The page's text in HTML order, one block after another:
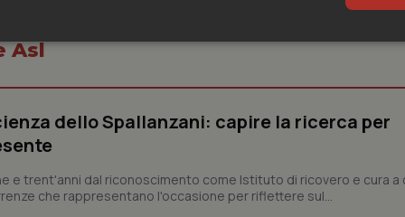
Asl
dello Spallanzani: capire la ricerca per
e trent'anni dal riconoscimento come Istituto di ricovero e cura a
che rappresentano l'occasione per riflettere sul...
Statistici
a rendere fruibile il sito web abilitandone funzionalità di base quali la